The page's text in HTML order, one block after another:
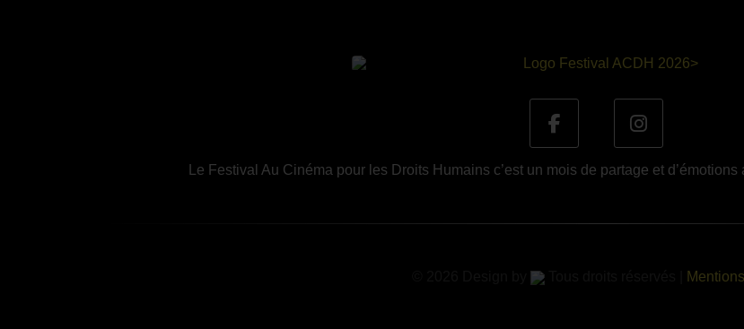
Le Festival Au Cinéma pour les Droits Humains c’est un mois de partage et
Tous droits réservés |